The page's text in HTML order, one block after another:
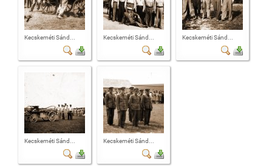
Kecskeméti Sánd... Kecskeméti Sánd... Kecskeméti Sánd...
Kecskeméti Sánd... Kecskeméti Sánd...